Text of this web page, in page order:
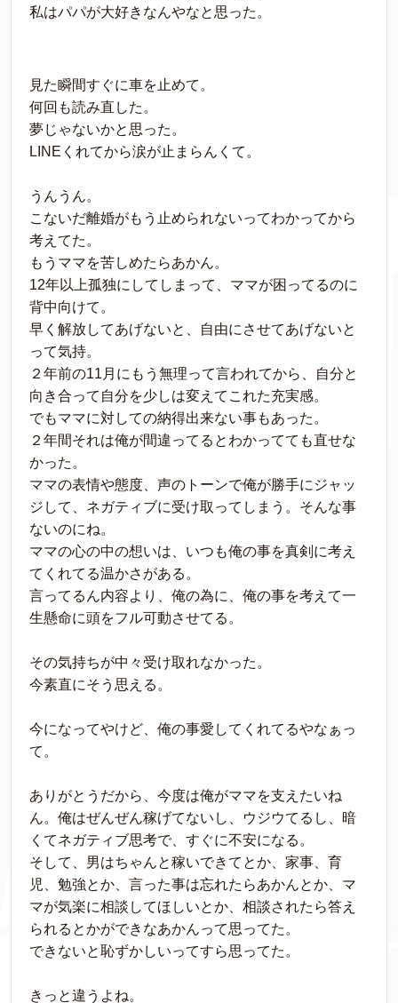
私はパパが大好きなんやなと思った。
見た瞬間すぐに車を止めて。
何回も読み直した。
夢じゃないかと思った。
LINEくれてから涙が止まらんくて。
うんうん。
こないだ離婚がもう止められないってわかってから
考えてた。
もうママを苦しめたらあかん。
12年以上孤独にしてしまって、ママが困ってるのに
背中向けて。
早く解放してあげないと、自由にさせてあげないと
って気持。
２年前の11月にもう無理って言われてから、自分と
向き合って自分を少しは変えてこれた充実感。
でもママに対しての納得出来ない事もあった。
２年間それは俺が間違ってるとわかってても直せな
かった。
ママの表情や態度、声のトーンで俺が勝手にジャッ
ジして、ネガティブに受け取ってしまう。そんな事
ないのにね。
ママの心の中の想いは、いつも俺の事を真剣に考え
てくれてる温かさがある。
言ってるん内容より、俺の為に、俺の事を考えて一
生懸命に頭をフル可動させてる。
その気持ちが中々受け取れなかった。
今素直にそう思える。
今になってやけど、俺の事愛してくれてるやなぁっ
て。
ありがとうだから、今度は俺がママを支えたいね
ん。俺はぜんぜん稼げてないし、ウジウてるし、暗
くてネガティブ思考で、すぐに不安になる。
そして、男はちゃんと稼いできてとか、家事、育
児、勉強とか、言った事は忘れたらあかんとか、マ
マが気楽に相談してほしいとか、相談されたら答え
られるとかができなあかんって思ってた。
できないと恥ずかしいってすら思ってた。
きっと違うよね。